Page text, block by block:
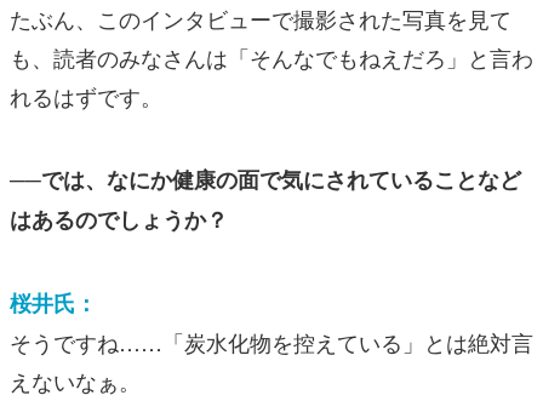
たぶん、このインタビューで撮影された写真を見て
も、読者のみなさんは「そんなでもねえだろ」と言わ
れるはずです。
──では、なにか健康の面で気にされていることなど
はあるのでしょうか？
桜井氏：
そうですね……「炭水化物を控えている」とは絶対言
えないなぁ。